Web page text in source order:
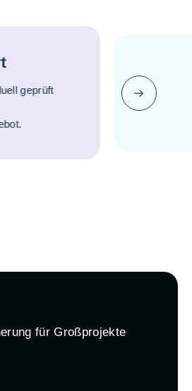
geprüft
Nächste
für Großprojekte